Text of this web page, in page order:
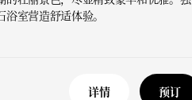
室营造舒适体验。
详情 预订